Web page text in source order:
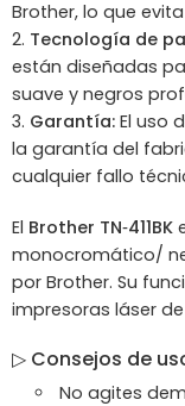
Brother, lo que
Tecnología de
están diseñadas
suave y negros
Garantía: El uso
la garantía del
cualquier fallo
El Brother TN‑411BK
monocromático/
por Brother. Su
impresoras láser
▷ Consejos de
No agites